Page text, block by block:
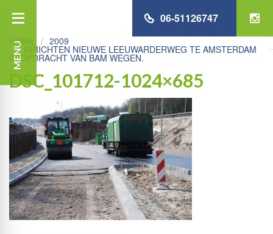
MENU
06-51126747
HOME 2009
INRICHTEN NIEUWE LEEUWARDERWEG TE AMSTERDAM
IN OPDRACHT VAN BAM WEGEN.
DSC_101712-1024×685